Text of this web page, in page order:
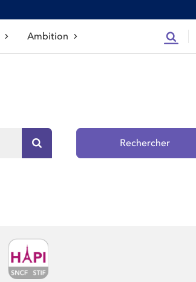
Ambition
Rechercher sur le site
Rechercher